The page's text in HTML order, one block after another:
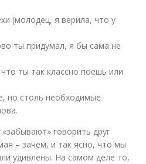
(молодец, я верила, что у
ты придумал, я бы сама не
ты так классно поешь или
но столь необходимые
говорить друг
– зачем, и так ясно, что мы
удивлены. На самом деле то,